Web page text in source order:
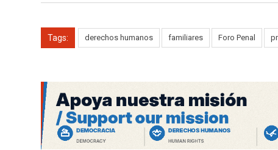
Tags: derechos humanos familiares Foro Penal